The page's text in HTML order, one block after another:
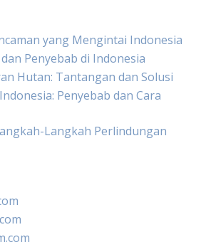
yang Mengintai Indonesia
Penyebab di Indonesia
Hutan: Tantangan dan Solusi
Penyebab dan Cara
Langkah Perlindungan